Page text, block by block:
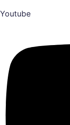
Youtube